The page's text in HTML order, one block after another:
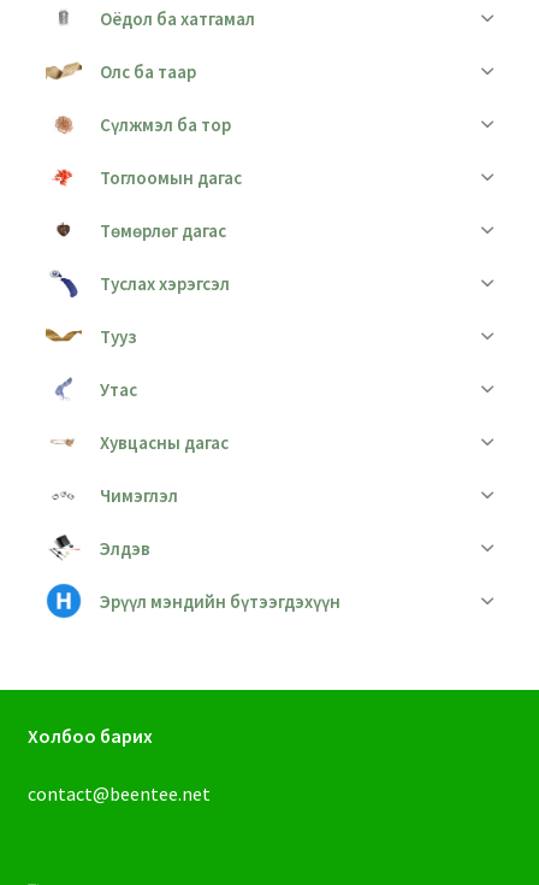
Оёдол ба хатгамал
Олс ба таар
Сүлжмэл ба тор
Тоглоомын дагас
Төмөрлөг дагас
Туслах хэрэгсэл
Тууз
Утас
Хувцасны дагас
Чимэглэл
Элдэв
Эрүүл мэндийн бүтээгдэхүүн
Холбоо барих
contact@beentee.net